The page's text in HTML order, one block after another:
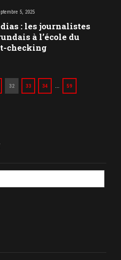
5, 2025
: les journalistes
à l’école du
checking
32 33 34 59